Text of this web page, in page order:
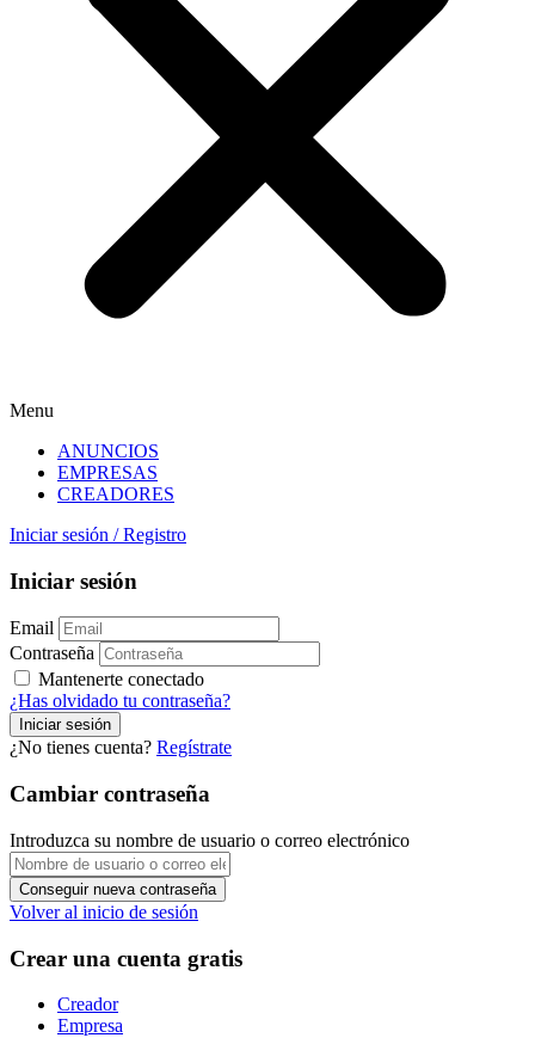
Menu
ANUNCIOS
EMPRESAS
CREADORES
Iniciar sesión / Registro
Iniciar sesión
Email
Contraseña
Mantenerte conectado
¿Has olvidado tu contraseña?
¿No tienes cuenta? Regístrate
Cambiar contraseña
Introduzca su nombre de usuario o correo electrónico
Volver al inicio de sesión
Crear una cuenta gratis
Creador
Empresa